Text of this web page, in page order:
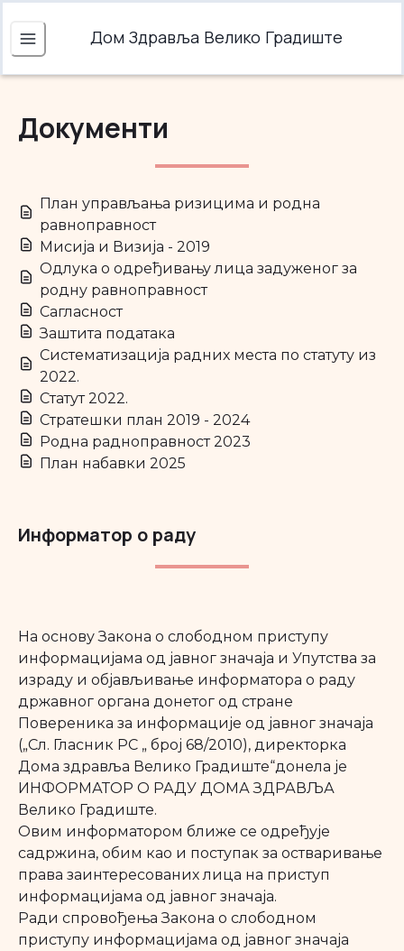
Дом Здравља Велико Градиште
Документи
План управљања ризицима и родна
равноправност
Мисија и Визија - 2019
Одлука о одређивању лица задуженог за
родну равноправност
Сагласност
Заштита података
Систематизација радних места по статуту из
2022.
Статут 2022.
Стратешки план 2019 - 2024
Родна радноправност 2023
План набавки 2025
Информатор о раду
На основу Закона о слободном приступу
информацијама од јавног значаја и Упутства за
израду и објављивање информатора о раду
државног органа донетог од стране
Повереника за информације од јавног значаја
(„Сл. Гласник РС „ број 68/2010), директорка
Дома здравља Велико Градиште“донела је
ИНФОРМАТОР О РАДУ ДОМА ЗДРАВЉА
Велико Градиште.
Овим информатором ближе се одређује
садржина, обим као и поступак за остваривање
права заинтересованих лица на приступ
информацијама од јавног значаја.
Ради спровођења Закона о слободном
приступу информацијама од јавног значаја